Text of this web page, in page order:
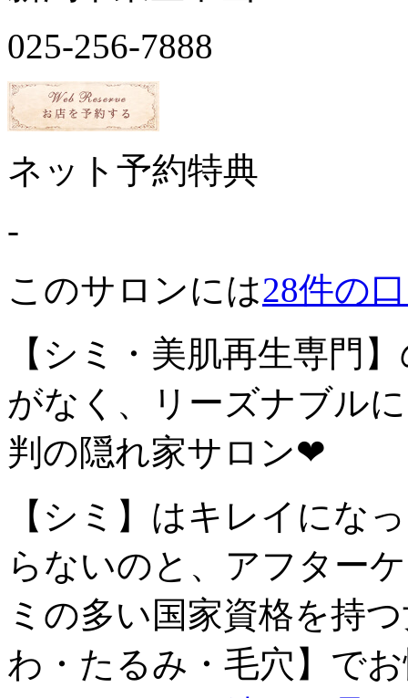
025-256-7888
ネット予約特典
-
このサロンには28件の
【シミ・美肌再生専門
がなく、リーズナブル
判の隠れ家サロン❤
【シミ】はキレイにな
らないのと、アフター
ミの多い国家資格を持
わ・たるみ・毛穴】で